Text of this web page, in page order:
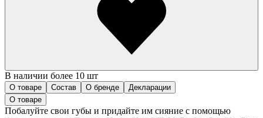
В наличии более 10 шт
О товаре Состав О бренде
Декларации
О товаре
Побалуйте свои губы и придайте им сияние с помощью